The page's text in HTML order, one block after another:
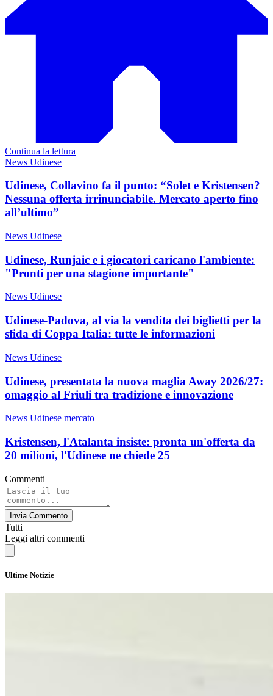
Continua la lettura
News Udinese
Udinese, Collavino fa il punto: “Solet e Kristensen?
Nessuna offerta irrinunciabile. Mercato aperto fino
all’ultimo”
News Udinese
Udinese, Runjaic e i giocatori caricano l'ambiente:
"Pronti per una stagione importante"
News Udinese
Udinese-Padova, al via la vendita dei biglietti per la
sfida di Coppa Italia: tutte le informazioni
News Udinese
Udinese, presentata la nuova maglia Away 2026/27:
omaggio al Friuli tra tradizione e innovazione
News Udinese mercato
Kristensen, l'Atalanta insiste: pronta un'offerta da
20 milioni, l'Udinese ne chiede 25
Commenti
Invia Commento
Tutti
Leggi altri commenti
Ultime Notizie